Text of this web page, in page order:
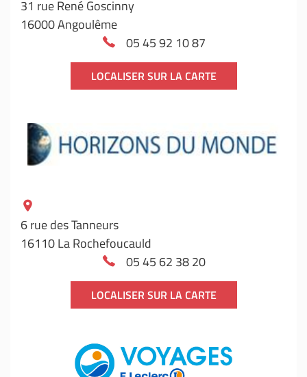
31 rue René Goscinny
16000 Angoulême
05 45 92 10 87
LOCALISER SUR LA CARTE
6 rue des Tanneurs
16110 La Rochefoucauld
05 45 62 38 20
LOCALISER SUR LA CARTE